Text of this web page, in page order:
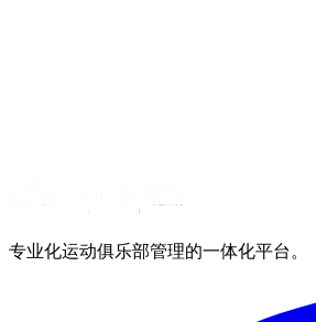
专业化运动俱乐部管理的一体化平台。